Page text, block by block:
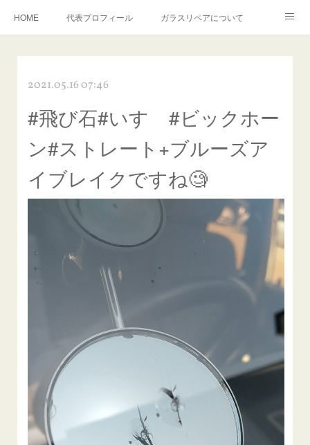
HOME 代表プロフィール ガラスリペアについて
飛び石施工料金について
当店へのアクセス 建築ガラスキズ取り・研磨・磨き
【プロ使用】フッ素系ガラストリートメント『アクアペル』
当店の良心的価格の理由について
欧州車モールの白サビやシミを落とす！
instagram記事 ガラスリペア施工価格
飛び石ひび割れでヒビ先が伸びた場合は？
2021.05.16 07:46
#飛び石#いすゞ#ビックホー
ン#ストレート+ブルーズア
イブレイクですね🧐